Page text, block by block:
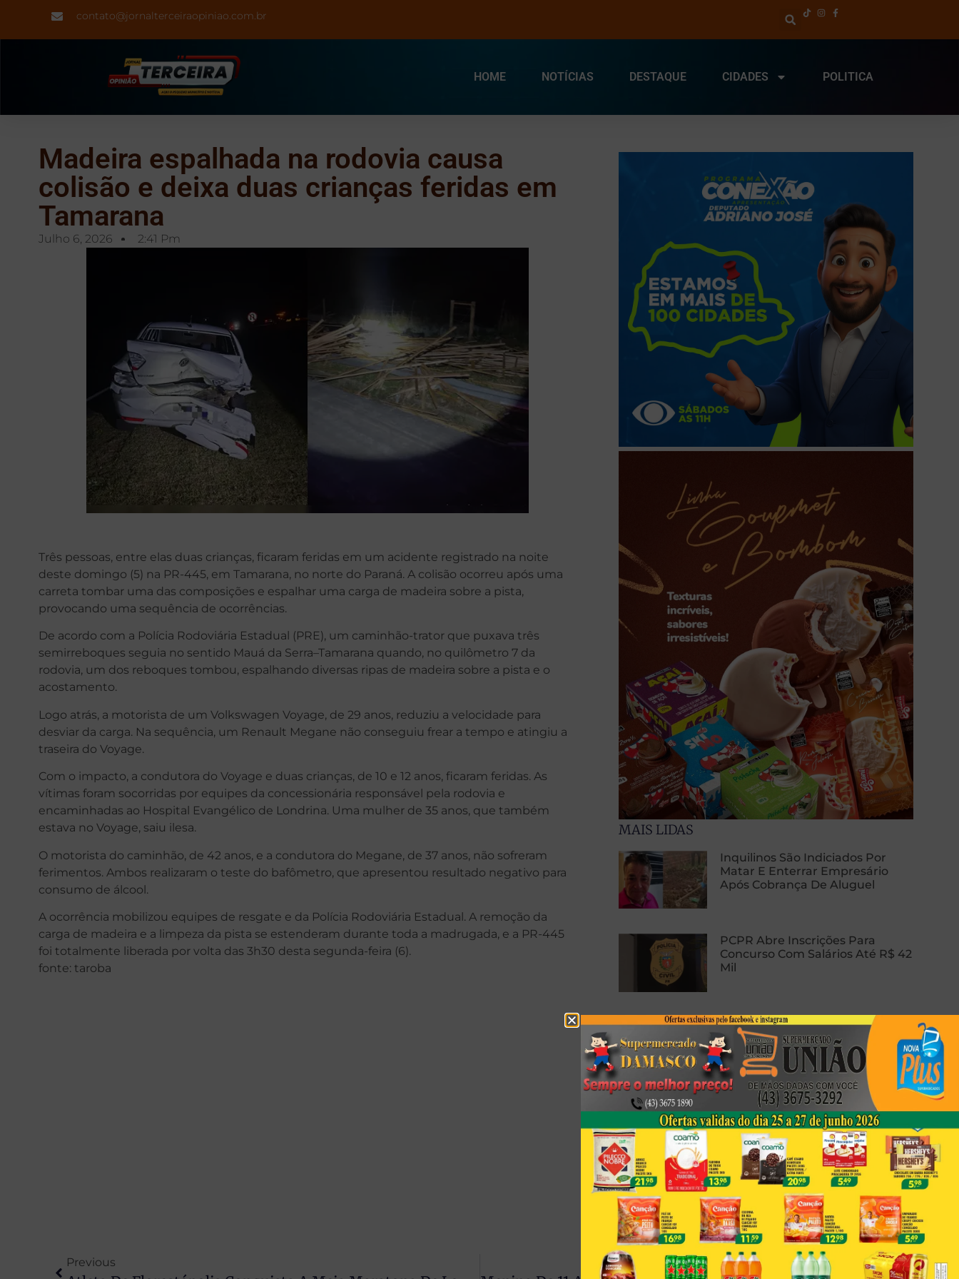
contato@jornalterceiraopiniao.com.br
HOME NOTÍCIAS DESTAQUE CIDADES POLITICA
Madeira espalhada na rodovia causa
colisão e deixa duas crianças feridas em
Tamarana
Julho 6, 2026 2:41 Pm
Três pessoas, entre elas duas crianças, ficaram feridas em um acidente registrado na noite
deste domingo (5) na PR-445, em Tamarana, no norte do Paraná. A colisão ocorreu após uma
carreta tombar uma das composições e espalhar uma carga de madeira sobre a pista,
provocando uma sequência de ocorrências.
De acordo com a Polícia Rodoviária Estadual (PRE), um caminhão-trator que puxava três
semirreboques seguia no sentido Mauá da Serra–Tamarana quando, no quilômetro 7 da
rodovia, um dos reboques tombou, espalhando diversas ripas de madeira sobre a pista e o
acostamento.
Logo atrás, a motorista de um Volkswagen Voyage, de 29 anos, reduziu a velocidade para
desviar da carga. Na sequência, um Renault Megane não conseguiu frear a tempo e atingiu a
traseira do Voyage.
Com o impacto, a condutora do Voyage e duas crianças, de 10 e 12 anos, ficaram feridas. As
vítimas foram socorridas por equipes da concessionária responsável pela rodovia e
encaminhadas ao Hospital Evangélico de Londrina. Uma mulher de 35 anos, que também
estava no Voyage, saiu ilesa.
O motorista do caminhão, de 42 anos, e a condutora do Megane, de 37 anos, não sofreram
ferimentos. Ambos realizaram o teste do bafômetro, que apresentou resultado negativo para
consumo de álcool.
A ocorrência mobilizou equipes de resgate e da Polícia Rodoviária Estadual. A remoção da
carga de madeira e a limpeza da pista se estenderam durante toda a madrugada, e a PR-445
foi totalmente liberada por volta das 3h30 desta segunda-feira (6).
fonte: taroba
MAIS LIDAS
Inquilinos São Indiciados Por
Matar E Enterrar Empresário
Após Cobrança De Aluguel
PCPR Abre Inscrições Para
Concurso Com Salários Até R$ 42
Mil
Foto Registrada Durante
Peregrinação Em Porecatu
Emociona Fiéis Por Semelhança
Com A Sagrada Face De Jesus
Corpo Em Decomposição É
Encontrado Em Londrina
Previous Next